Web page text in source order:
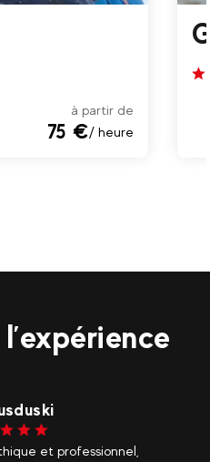
à partir de
75 €/ heure
et professionnel,